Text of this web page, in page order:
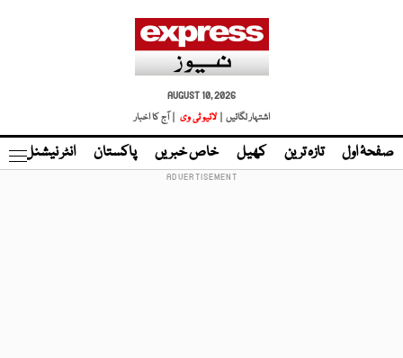
AUGUST 10, 2026
اشتہار لگائیں |
لائیو ٹی وی | آج کا اخبار
صفحۂ اول تازہ ترین کھیل خاص خبریں پاکستان انٹر نیشنل